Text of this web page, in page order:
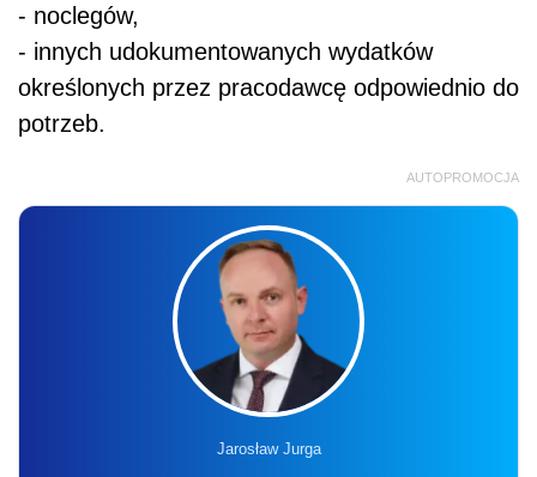
- noclegów,
- innych udokumentowanych wydatków
określonych przez pracodawcę odpowiednio do
potrzeb.
AUTOPROMOCJA
Jarosław Jurga